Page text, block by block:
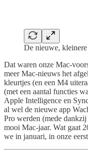
De nieuwe,
Dat waren onze Mac-
meer Mac-nieuws het
kleurtjes (en een M4
(met een aantal functies
Apple Intelligence en
al wel de nieuwe app
Pro werden (mede
mooi Mac-jaar. Wat gaat
we in januari, in onze